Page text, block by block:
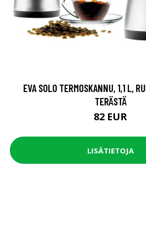
EVA SOLO TERMOSKANNU, 1,1 L,
TERÄSTÄ
82 EUR
LISÄTIETOJA